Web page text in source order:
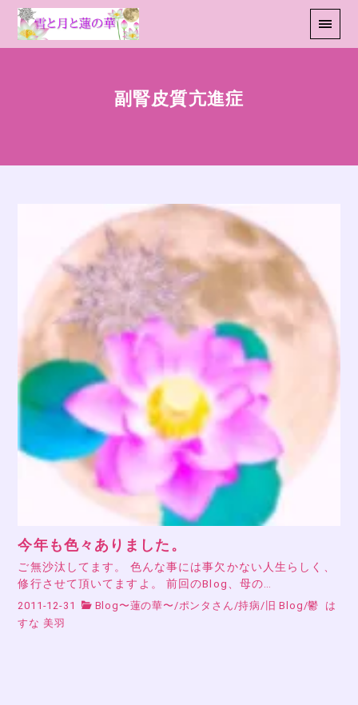
副腎皮質亢進症
今年も色々ありました。
ご無沙汰してます。 色んな事には事欠かない人生らしく、
修行させて頂いてますよ。 前回のBlog、母の…
2011-12-31 Blog〜蓮の華〜 /ポンタさん /持病 / 旧 Blog /鬱
は
すな 美羽